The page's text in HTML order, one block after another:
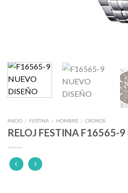
INICIO / FESTINA / HOMBRE / CRONOS
RELOJ FESTINA F16565-